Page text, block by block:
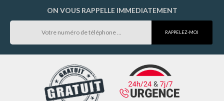
ON VOUS RAPPELLE IMMEDIATEMENT